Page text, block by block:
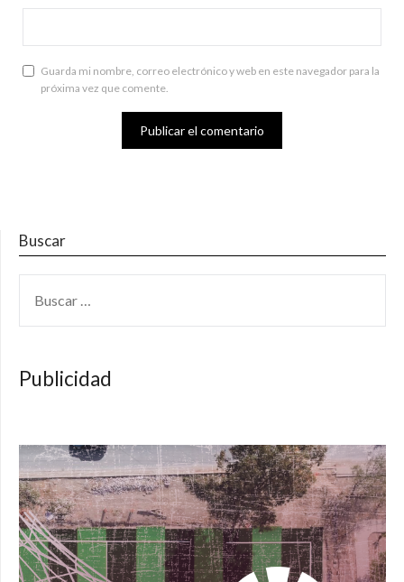
Guarda mi nombre, correo electrónico y web en este navegador para la
próxima vez que comente.
Buscar
Publicidad